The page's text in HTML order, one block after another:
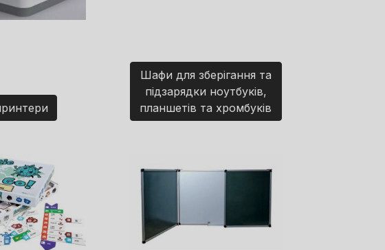
Шафи для зберігання та
підзарядки ноутбуків,
планшетів та хромбуків